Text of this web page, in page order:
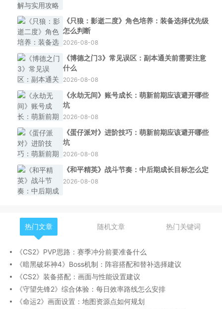
《只狼：影逝二度》角色培养：装备选择优先级
怎么判断
2026-08-08
《博德之门3》常见误区：副本通关前需要注意
什么
2026-08-08
《永劫无间》账号成长：萌新前期应该避开哪些
坑
2026-08-08
《蛋仔派对》进阶技巧：萌新前期应该避开哪些
坑
2026-08-08
《和平精英》战斗节奏：中后期成长目标怎么定
2026-08-08
热门文章 随机文章 热门关键词
《CS2》PVP思路：赛季冲分前要准备什么
《暗黑破坏神4》Boss机制：阵容搭配和替补选择建议
《CS2》装备搭配：画面与性能设置建议
《守望先锋2》综合体验：每日效率路线怎么安排
《命运2》画面设置：地图资源点如何规划